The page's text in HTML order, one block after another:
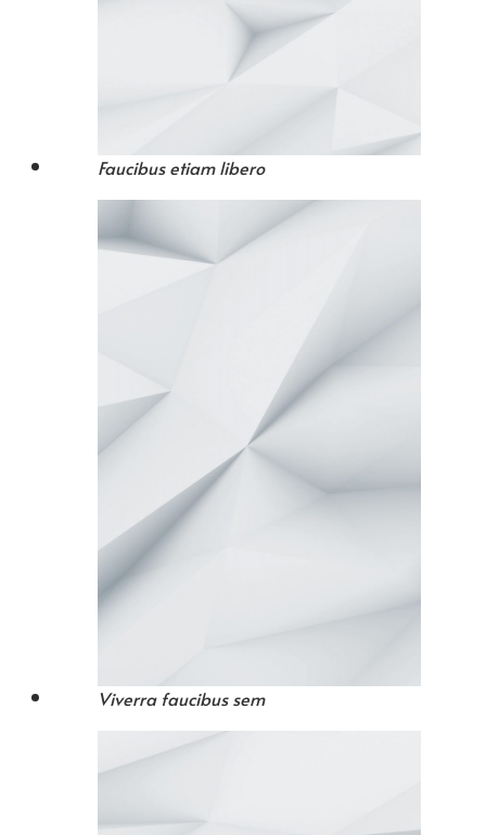
Faucibus etiam libero
Viverra faucibus sem